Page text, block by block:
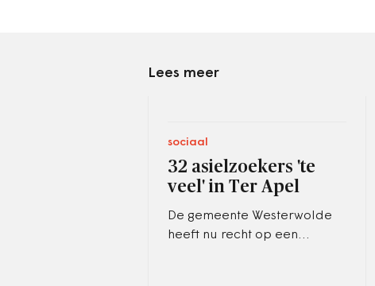
Lees meer
sociaal
32 asielzoekers 'te
veel' in Ter Apel
De gemeente Westerwolde
heeft nu recht op een